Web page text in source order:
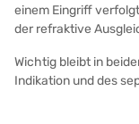
einem Eingriff
der refraktive
Wichtig bleibt in
Indikation und des